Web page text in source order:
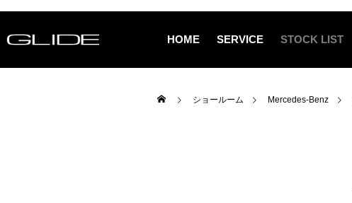
HOME SERVICE STOCK LIST
ショールーム Mercedes-Benz